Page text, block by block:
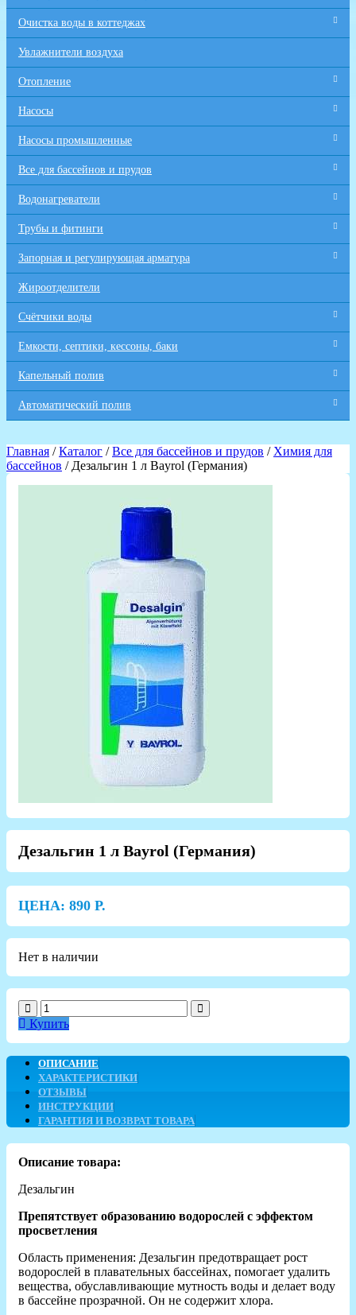
Очистка воды в коттеджах
Увлажнители воздуха
Отопление
Насосы
Насосы промышленные
Все для бaссейнов и прудов
Водонагреватели
Трубы и фитинги
Запорная и регулирующая арматура
Жироотделители
Счётчики воды
Емкости, септики, кессоны, баки
Капельный полив
Автоматический полив
Главная /Каталог /Все для бaссейнов и прудов / Химия для
бассейнов / Дезальгин 1 л Bayrol (Германия)
Дезальгин 1 л Bayrol (Германия)
ЦЕНА: 890 Р.
Нет в наличии
Купить
ОПИСАНИЕ
ХАРАКТЕРИСТИКИ
ОТЗЫВЫ
ИНСТРУКЦИИ
ГАРАНТИЯ И ВОЗВРАТ ТОВАРА
Описание товара:
Дезальгин
Препятствует образованию водорослей с эффектом
просветления
Область применения: Дезальгин предотвращает рост
водорослей в плавательных бассейнах, помогает удалить
вещества, обуславливающие мутность воды и делает воду
в бассейне прозрачной. Он не содержит хлора.